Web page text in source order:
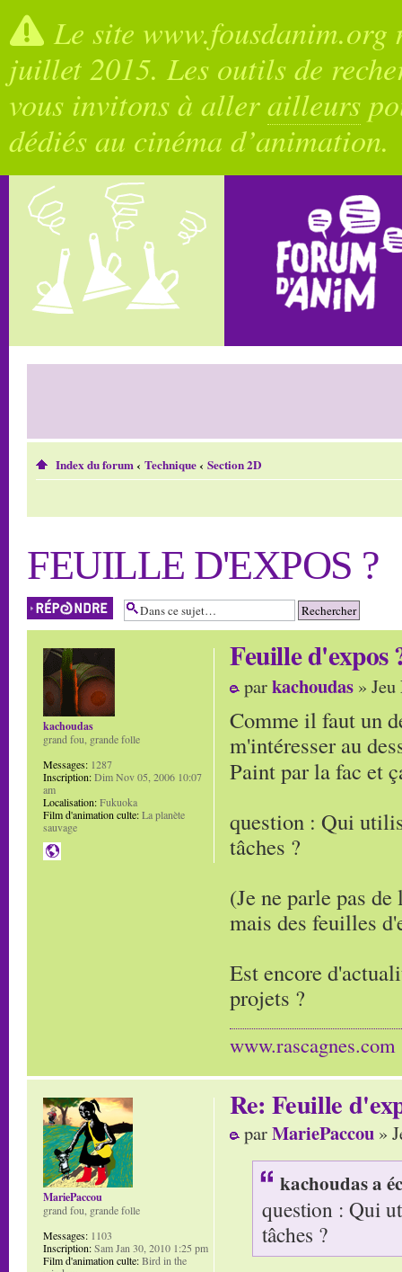
Le site
juillet 2015. Les outils de
vous invitons à allerailleurs
dédiés au cinéma d’animation.
Index du forum‹ Technique‹ Section 2D
FEUILLE D'EXPOS ?
Répondre
Feuille d'expos
parkachoudas »
Comme il faut un
m'intéresser au
Paint par la fac et
question : Qui
tâches ?
(Je ne parle pas
mais des feuilles
Est encore
projets ?
www.rascagnes.com
kachoudas
grand fou, grande folle
Messages: 1287
Inscription:Dim Nov 05, 2006 10:07
am
Localisation:Fukuoka
Film d'animation culte:La planète
sauvage
Re: Feuille
parMariePaccou »
kachoudas a
question : Qui
tâches ?
MariePaccou
grand fou, grande folle
Messages: 1103
Inscription:Sam Jan 30, 2010 1:25 pm
Film d'animation culte:Bird in the